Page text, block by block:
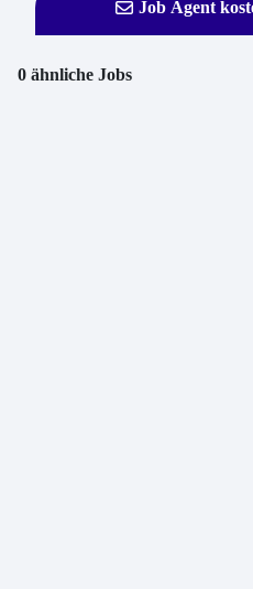
Job Agent
0 ähnliche Jobs